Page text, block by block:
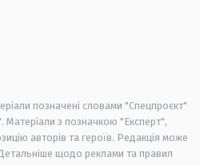
позначені словами "Спецпроєкт"
Матеріали з позначкою "Експерт",
авторів та героїв. Редакція може
Детальніше щодо реклами та правил